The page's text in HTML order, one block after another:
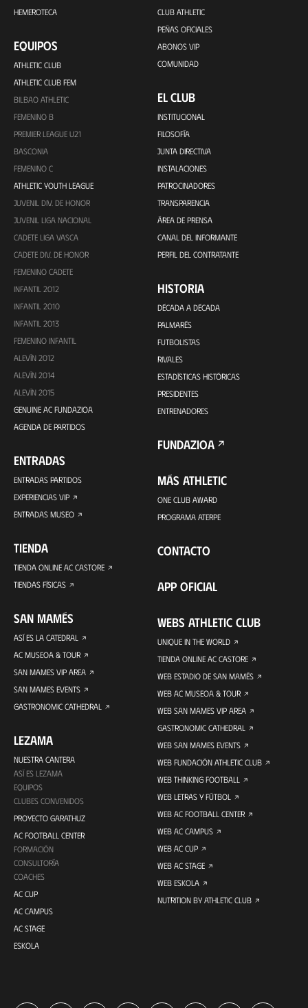
HEMEROTECA
EQUIPOS
ATHLETIC CLUB
ATHLETIC CLUB FEM
BILBAO ATHLETIC
FEMENINO B
PREMIER LEAGUE U21
BASCONIA
FEMENINO C
ATHLETIC YOUTH LEAGUE
JUVENIL DIV. DE HONOR
JUVENIL LIGA NACIONAL
CADETE LIGA VASCA
CADETE DIV. DE HONOR
FEMENINO CADETE
INFANTIL 2012
INFANTIL 2010
INFANTIL 2013
FEMENINO INFANTIL
ALEVÍN 2012
ALEVÍN 2014
ALEVÍN 2015
GENUINE AC FUNDAZIOA
AGENDA DE PARTIDOS
ENTRADAS
ENTRADAS PARTIDOS
EXPERIENCIAS VIP
ENTRADAS MUSEO
TIENDA
TIENDA ONLINE AC CASTORE
TIENDAS FÍSICAS
SAN MAMÉS
ASÍ ES LA CATEDRAL
AC MUSEOA & TOUR
SAN MAMES VIP AREA
SAN MAMES EVENTS
GASTRONOMIC CATHEDRAL
LEZAMA
NUESTRA CANTERA
ASÍ ES LEZAMA
EQUIPOS
CLUBES CONVENIDOS
PROYECTO GARATHUZ
AC FOOTBALL CENTER
FORMACIÓN
CONSULTORÍA
COACHES
AC CUP
AC CAMPUS
AC STAGE
ESKOLA
CLUB ATHLETIC
PEÑAS OFICIALES
ABONOS VIP
COMUNIDAD
EL CLUB
INSTITUCIONAL
FILOSOFÍA
JUNTA DIRECTIVA
INSTALACIONES
PATROCINADORES
TRANSPARENCIA
ÁREA DE PRENSA
CANAL DEL INFORMANTE
PERFIL DEL CONTRATANTE
HISTORIA
DÉCADA A DÉCADA
PALMARÉS
FUTBOLISTAS
RIVALES
ESTADÍSTICAS HISTÓRICAS
PRESIDENTES
ENTRENADORES
FUNDAZIOA
MÁS ATHLETIC
ONE CLUB AWARD
PROGRAMA ATERPE
CONTACTO
APP OFICIAL
WEBS ATHLETIC CLUB
UNIQUE IN THE WORLD
TIENDA ONLINE AC CASTORE
WEB ESTADIO DE SAN MAMÉS
WEB AC MUSEOA & TOUR
WEB SAN MAMES VIP AREA
GASTRONOMIC CATHEDRAL
WEB SAN MAMES EVENTS
WEB FUNDACIÓN ATHLETIC CLUB
WEB THINKING FOOTBALL
WEB LETRAS Y FÚTBOL
WEB AC FOOTBALL CENTER
WEB AC CAMPUS
WEB AC CUP
WEB AC STAGE
WEB ESKOLA
NUTRITION BY ATHLETIC CLUB